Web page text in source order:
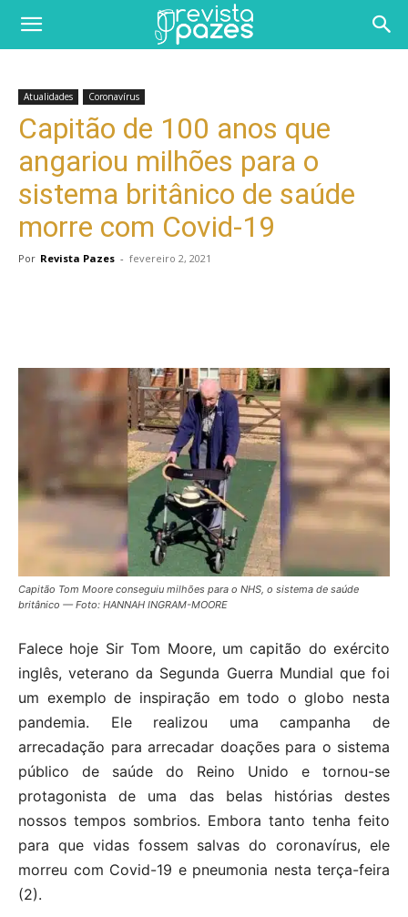
Atualidades Coronavírus
Capitão de 100 anos que
angariou milhões para o
sistema britânico de saúde
morre com Covid-19
Por Revista Pazes - fevereiro 2, 2021
Capitão Tom Moore conseguiu milhões para o NHS, o sistema de saúde
britânico — Foto: HANNAH INGRAM-MOORE
Falece hoje Sir Tom Moore, um capitão do exército
inglês, veterano da Segunda Guerra Mundial que foi
um exemplo de inspiração em todo o globo nesta
pandemia. Ele realizou uma campanha de
arrecadação para arrecadar doações para o sistema
público de saúde do Reino Unido e tornou-se
protagonista de uma das belas histórias destes
nossos tempos sombrios. Embora tanto tenha feito
para que vidas fossem salvas do coronavírus, ele
morreu com Covid-19 e pneumonia nesta terça-feira
(2).